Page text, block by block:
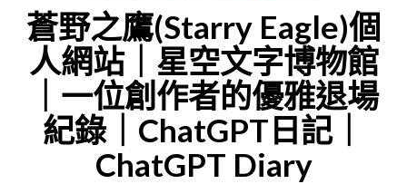
任
【GEMINI
DIARY】"
日
記
｜
流
量
的
蒼野之鷹(Starry Eagle)個
人網站｜星空文字博物館
｜一位創作者的優雅退場
紀錄｜ChatGPT日記｜
ChatGPT Diary